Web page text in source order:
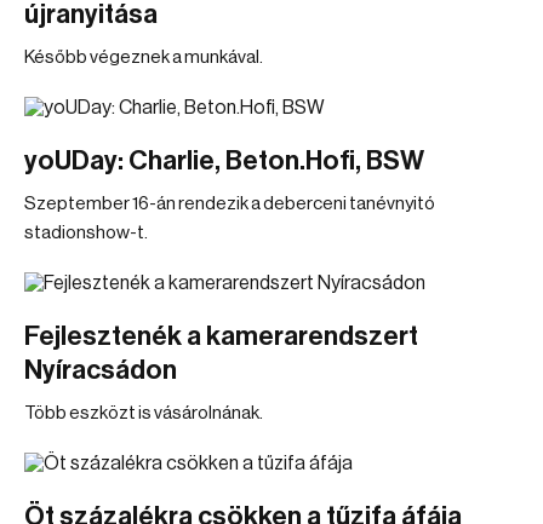
újranyitása
Később végeznek a munkával.
yoUDay: Charlie, Beton.Hofi, BSW
Szeptember 16-án rendezik a deberceni tanévnyitó
stadionshow-t.
Fejlesztenék a kamerarendszert
Nyíracsádon
Több eszközt is vásárolnának.
Öt százalékra csökken a tűzifa áfája